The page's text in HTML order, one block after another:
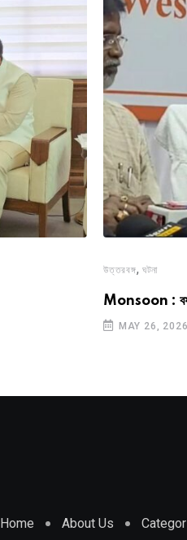
উত্তরবঙ্গ, ঘটনা
Monsoon : বর্ষা
MAY 26, 2026
Home About Us